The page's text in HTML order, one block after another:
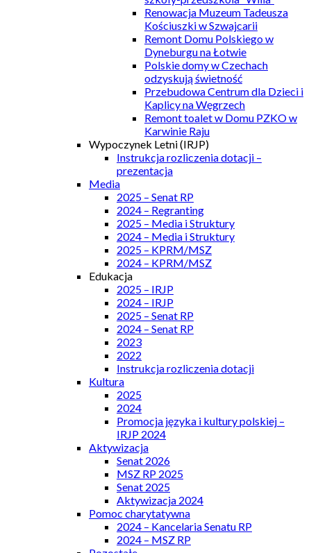
Renowacja Muzeum Tadeusza
Kościuszki w Szwajcarii
Remont Domu Polskiego w
Dyneburgu na Łotwie
Polskie domy w Czechach
odzyskują świetność
Przebudowa Centrum dla Dzieci i
Kaplicy na Węgrzech
Remont toalet w Domu PZKO w
Karwinie Raju
Wypoczynek Letni (IRJP)
Instrukcja rozliczenia dotacji –
prezentacja
Media
2025 – Senat RP
2024 – Regranting
2025 – Media i Struktury
2024 – Media i Struktury
2025 – KPRM/MSZ
2024 – KPRM/MSZ
Edukacja
2025 – IRJP
2024 – IRJP
2025 – Senat RP
2024 – Senat RP
2023
2022
Instrukcja rozliczenia dotacji
Kultura
2025
2024
Promocja języka i kultury polskiej –
IRJP 2024
Aktywizacja
Senat 2026
MSZ RP 2025
Senat 2025
Aktywizacja 2024
Pomoc charytatywna
2024 – Kancelaria Senatu RP
2024 – MSZ RP